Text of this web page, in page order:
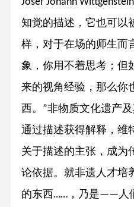
知觉的描述，它也可以
样，对于在场的师生而
象，你用不着思考；但
来的视角经验，那么你
西。
”非物质文化遗产
通过描述获得解释，维
关于描述的主张，成为
论依据。就非遗人才培
的东西……，乃是—— 人